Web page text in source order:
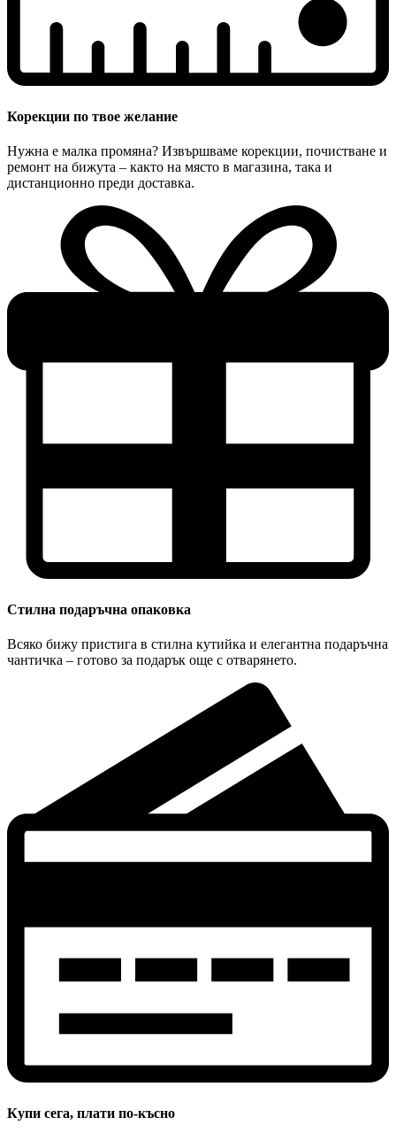
Корекции по твое желание
Нужна е малка промяна? Извършваме корекции, почистване и
ремонт на бижута – както на място в магазина, така и
дистанционно преди доставка.
Стилна подаръчна опаковка
Всяко бижу пристига в стилна кутийка и елегантна подаръчна
чантичка – готово за подарък още с отварянето.
Купи сега, плати по-късно